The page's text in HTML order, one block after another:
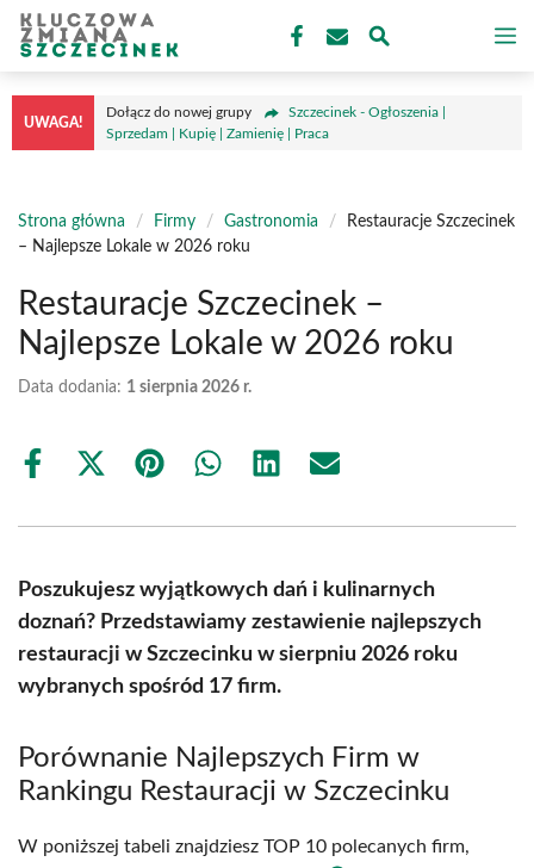
Przejdź
treści
UWAGA!
Dołącz do nowej grupy
Szczecinek - Ogłoszenia |
Sprzedam | Kupię | Zamienię | Praca
Strona główna / Firmy / Gastronomia /
Restauracje Szczecinek
– Najlepsze Lokale w 2026 roku
Restauracje Szczecinek –
Najlepsze Lokale w 2026 roku
Data dodania: 1 sierpnia 2026 r.
Share
Share
(Twitter)
Share Share Share Share
Poszukujesz wyjątkowych dań i kulinarnych
doznań? Przedstawiamy zestawienie najlepszych
restauracji w Szczecinku w sierpniu 2026 roku
wybranych spośród 17 firm.
Porównanie Najlepszych Firm w
Rankingu Restauracji w Szczecinku
W poniższej tabeli znajdziesz TOP 10 polecanych firm,